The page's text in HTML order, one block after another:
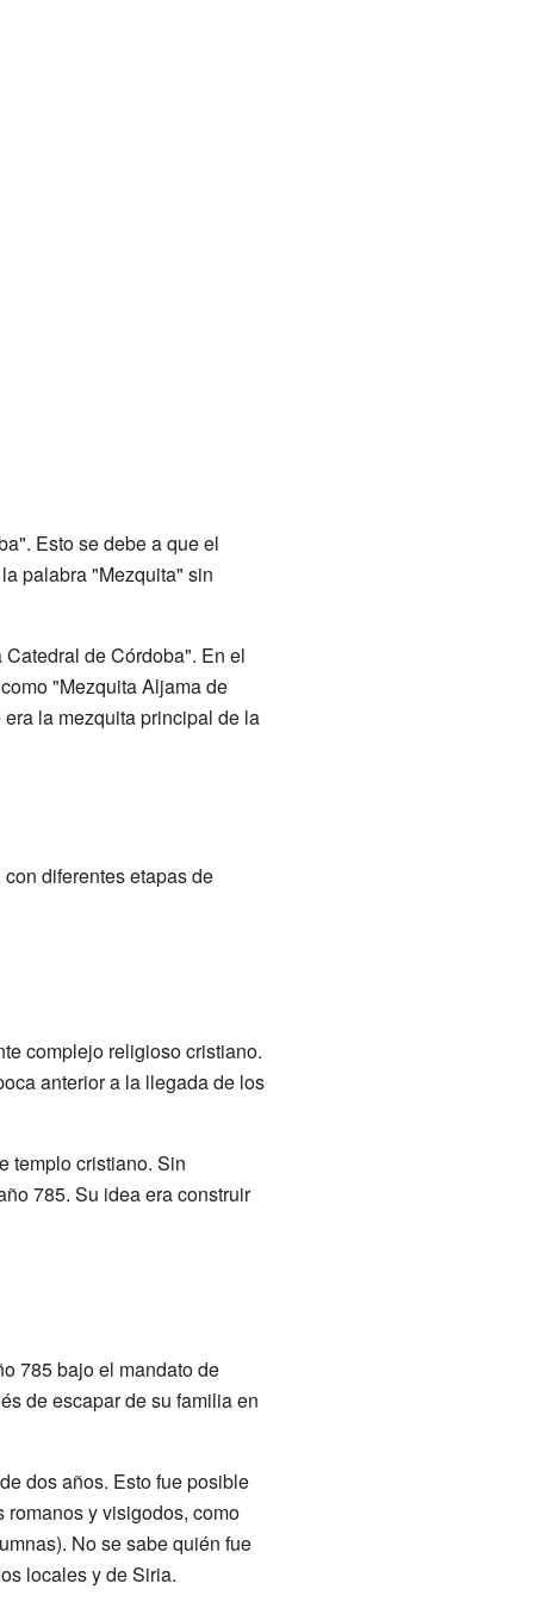
Esto se debe a que el
palabra "Mezquita" sin
de Córdoba". En el
"Mezquita Aljama de
la mezquita principal de la
diferentes etapas de
complejo religioso cristiano.
anterior a la llegada de los
templo cristiano. Sin
785. Su idea era construir
785 bajo el mandato de
de escapar de su familia en
dos años. Esto fue posible
y visigodos, como
No se sabe quién fue
locales y de Siria.